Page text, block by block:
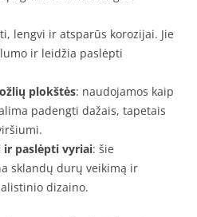
lengvi ir atsparūs korozijai. Jie
ir leidžia paslėpti
plokštės: naudojamos kaip
padengti dažais, tapetais
ir paslėpti vyriai: šie
sklandų durų veikimą ir
dizaino.